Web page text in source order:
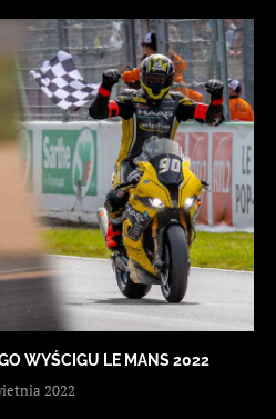
WYŚCIGU LE MANS 2022
2022